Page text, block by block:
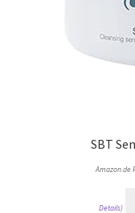
SBT
Amazon.de
Details)